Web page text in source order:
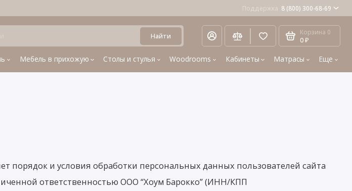
Поддержка 8 (800) 300-68-69
Найти Корзина 0
0 ₽
Мебель в прихожую Столы и стулья Woodrooms Кабинеты Матрасы Еще
порядок и условия обработки персональных данных пользователей сайта
ответственностью ООО “Хоум Барокко” (ИНН/КПП